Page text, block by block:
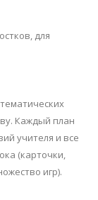
для
Каждый план
учителя и все
(карточки,
игр).